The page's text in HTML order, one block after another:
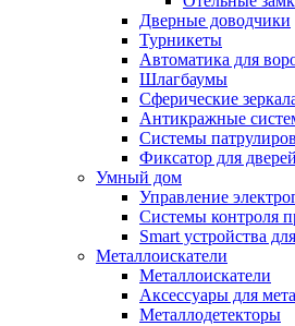
Дверные доводчики
Турникеты
Автоматика для
Шлагбаумы
Сферические
Антикражные
Системы
Фиксатор для дверей
Умный дом
Управление
Системы контроля
Smart устройства
Металлоискатели
Металлоискатели
Аксессуары для
Металлодетекторы